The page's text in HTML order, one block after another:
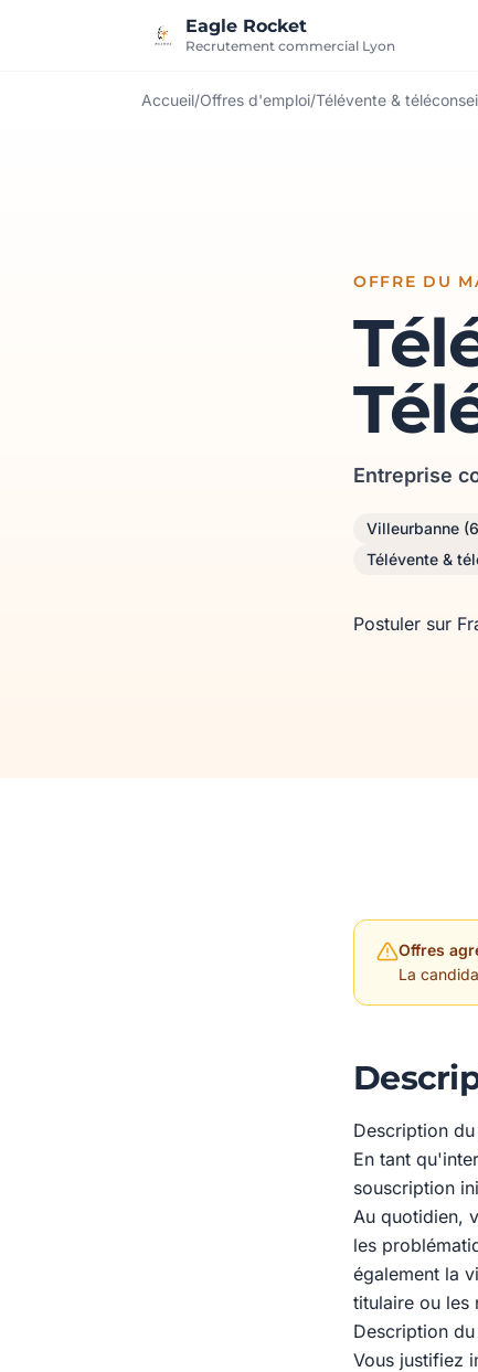
Eagle Rocket
Recrutement commercial Lyon
Accueil/Offres d'emploi/Télévente &
OFFRE DU
Entreprise
Villeurbanne
Télévente &
Postuler sur
Offres
La
Description
En tant
souscription
Au quotidien,
les
également la
titulaire ou les
Description
Vous justifiez